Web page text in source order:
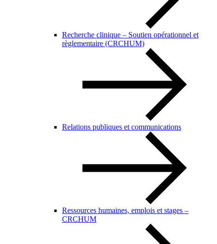
Recherche clinique – Soutien opérationnel et
règlementaire (CRCHUM)
Relations publiques et communications
Ressources humaines, emplois et stages –
CRCHUM